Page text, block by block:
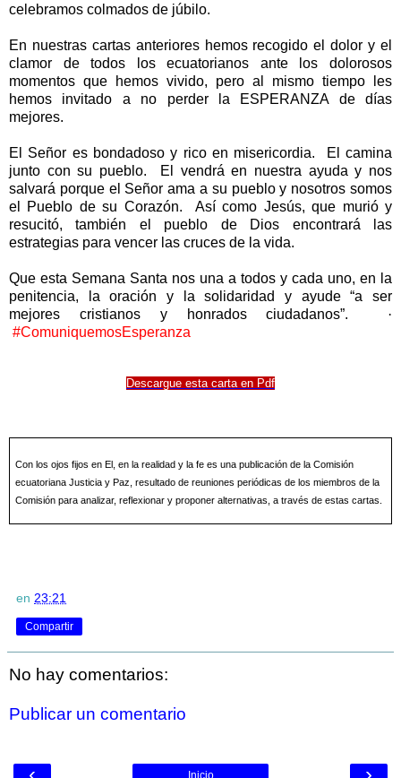
celebramos colmados de júbilo.
En nuestras cartas anteriores hemos recogido el dolor y el
clamor de todos los ecuatorianos ante los dolorosos
momentos que hemos vivido, pero al mismo tiempo les
hemos invitado a no perder la ESPERANZA de días
mejores.
El Señor es bondadoso y rico en misericordia. El camina
junto con su pueblo. El vendrá en nuestra ayuda y nos
salvará porque el Señor ama a su pueblo y nosotros somos
el Pueblo de su Corazón. Así como Jesús, que murió y
resucitó, también el pueblo de Dios encontrará las
estrategias para vencer las cruces de la vida.
Que esta Semana Santa nos una a todos y cada uno, en la
penitencia, la oración y la solidaridad y ayude “a ser
mejores cristianos y honrados ciudadanos”. ·
#ComuniquemosEsperanza
Descargue esta carta en Pdf
Con los ojos fijos en El, en la realidad y la fe es una publicación de la Comisión
ecuatoriana Justicia y Paz, resultado de reuniones periódicas de los miembros de la
Comisión para analizar, reflexionar y proponer alternativas, a través de estas cartas.
en 23:21
Compartir
No hay comentarios:
Publicar un comentario